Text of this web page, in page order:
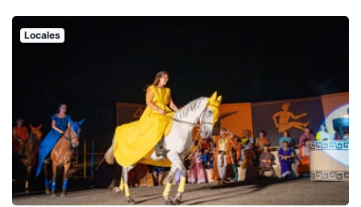
Locales